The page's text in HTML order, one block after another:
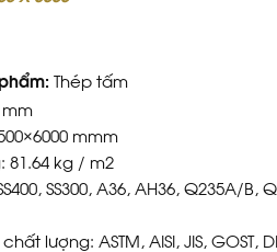
Thép tấm
mmm
81.64 kg / m2
SS300, A36, AH36, Q235A/B,
lượng: ASTM, AISI, JIS, GOST,